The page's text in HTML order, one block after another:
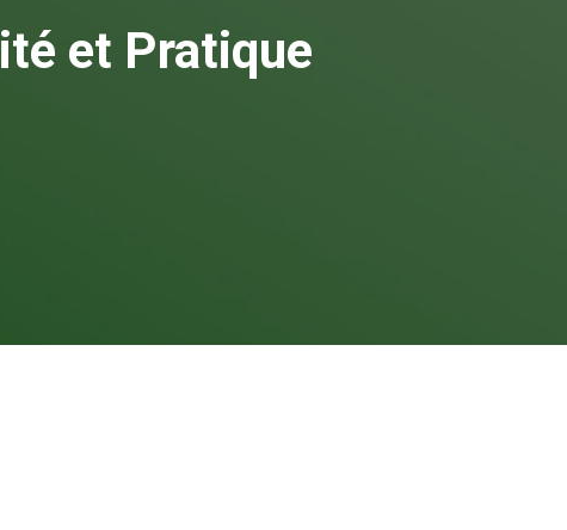
et Pratique